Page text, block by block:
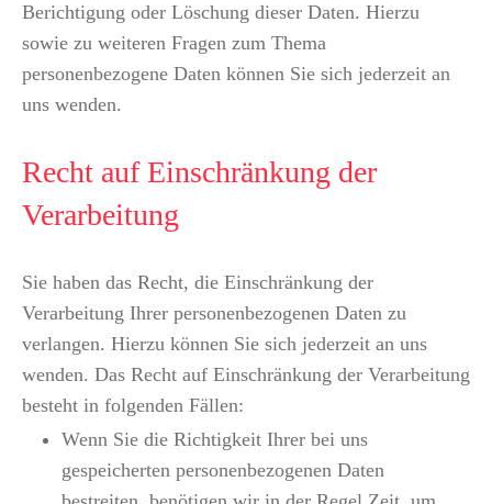
Berichtigung oder Löschung dieser Daten. Hierzu
sowie zu weiteren Fragen zum Thema
personenbezogene Daten können Sie sich jederzeit an
uns wenden.
Recht auf Einschränkung der
Verarbeitung
Sie haben das Recht, die Einschränkung der
Verarbeitung Ihrer personenbezogenen Daten zu
verlangen. Hierzu können Sie sich jederzeit an uns
wenden. Das Recht auf Einschränkung der Verarbeitung
besteht in folgenden Fällen:
Wenn Sie die Richtigkeit Ihrer bei uns
gespeicherten personenbezogenen Daten